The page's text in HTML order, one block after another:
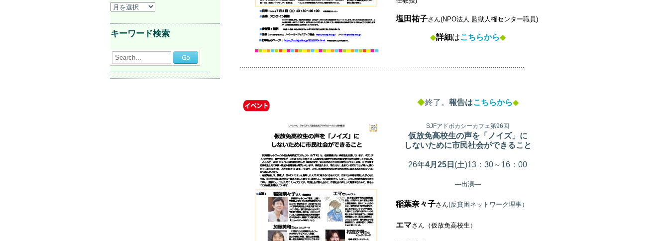
塩田祐子さん(NPO法人 監獄人権センター職員)
◆詳細はこちらから◆
◆終了。 報告はこちらから◆
SJFアドボカシーカフェ第96 回
仮放免高校生の声を「ノイズ」に
しないために市民社会ができること
26年4月25 日 (土)13：30～16：00
―出演―
稲葉奈々子さん(反貧困ネットワーク理事）
エマさん （仮放免高校生 ）
キーワード検索
Search...